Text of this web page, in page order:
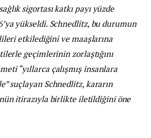
sigortası katkı payı yüzde
yükseldi. Schnedlitz, bu durumun
etkilediğini ve maaşlarına
geçimlerinin zorlaştığını
“yıllarca çalışmış insanlara
suçlayan Schnedlitz, kararın
itirazıyla birlikte iletildiğini öne